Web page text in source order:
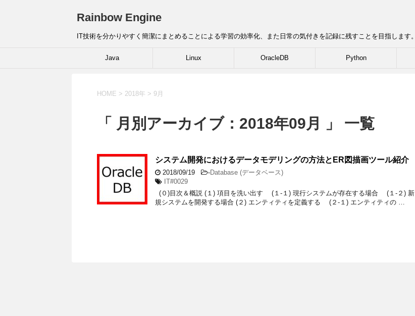
Rainbow Engine
IT技術を分かりやすく簡潔にまとめることによる学習の効率化、また日常の気付きを記録に残すことを目指します。
Java Linux OracleDB Python
HOME > 2018年 > 9月
「 月別アーカイブ：2018年09月 」 一覧
システム開発におけるデータモデリングの方法とER図描画ツール紹介
2018/09/19 -Database (データベース)
IT#0029
(０)目次＆概説 (１) 項目を洗い出す (１-１) 現行システムが存在する場合 (１-２) 新
規システムを開発する場合 (２) エンティティを定義する (２-１) エンティティの …